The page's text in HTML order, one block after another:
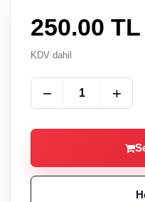
250.00 TL
KDV dahil
− +